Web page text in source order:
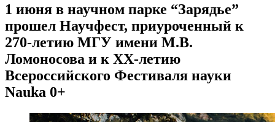
1 июня в научном парке “Зарядье”
прошел Научфест, приуроченный к
270-летию МГУ имени М.В.
Ломоносова и к XX-летию
Всероссийского Фестиваля науки
Nauka 0+